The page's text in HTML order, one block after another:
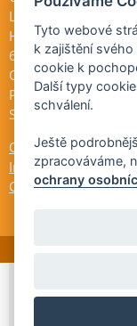
Legionářů 2
Hodonín
695 01
Otevřeno:
Po-Pá 9-17
So 9-11:30
Ochrana osobních
Informace ÚKZÚZ
Cookies
Tyto webové
k zajištění
cookie k
Další typy
schválení.
Ještě
zpracováváme,
ochrany